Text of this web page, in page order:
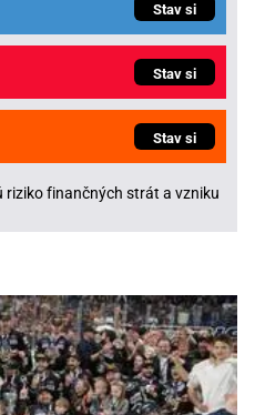
Stav si
Stav si
Stav si
riziko finančných strát a vzniku